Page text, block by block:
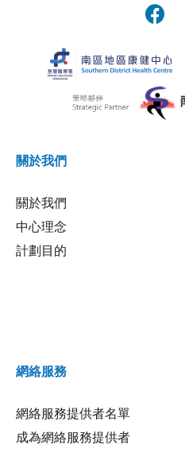
關於我們
關於我們
中心理念
計劃目的
網絡服務
網絡服務提供者名單
成為網絡服務提供者